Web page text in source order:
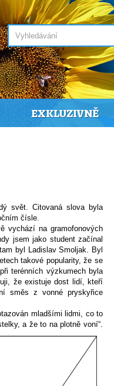
EXKLUZIVNĚ
svět. Citovaná slova byla
čísle.
vychází na gramofonových
jsem jako student začínal
byl Ladislav Smoljak. Byl
takové popularity, že se
terénních výzkumech byla
že existuje dost lidí, kteří
směs z vonné pryskyřice
mladšími lidmi, co to
a že to na plotně voní“.